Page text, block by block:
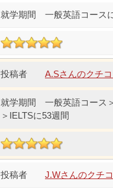
一般英語コース
A.Sさんのクチ
一般英語コース
＞IELTSに53週間
J.Wさんのクチ